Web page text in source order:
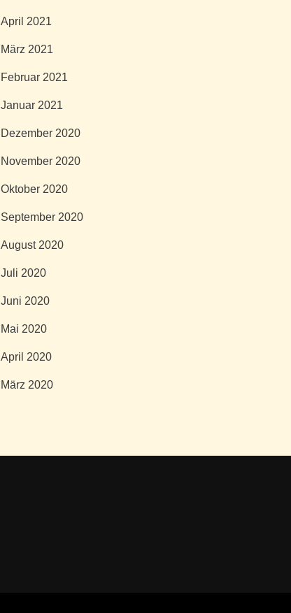
April 2021
März 2021
Februar 2021
Januar 2021
Dezember 2020
November 2020
Oktober 2020
September 2020
August 2020
Juli 2020
Juni 2020
Mai 2020
April 2020
März 2020